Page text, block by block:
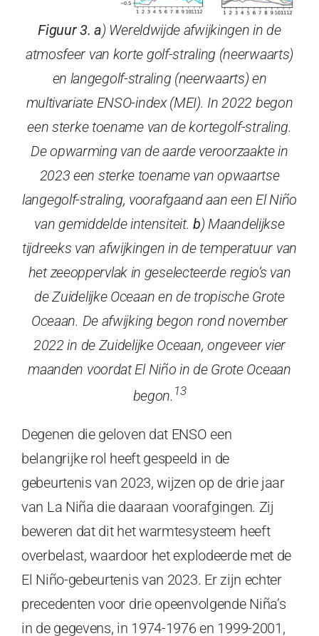
Figuur 3. a) Wereldwijde afwijkingen in de
atmosfeer van korte golf-straling (neerwaarts)
en langegolf-straling (neerwaarts) en
multivariate ENSO-index (MEI). In 2022 begon
een sterke toename van de kortegolf-straling.
De opwarming van de aarde veroorzaakte in
2023 een sterke toename van opwaartse
langegolf-straling, voorafgaand aan een El Niño
van gemiddelde intensiteit.b) Maandelijkse
tijdreeks van afwijkingen in de temperatuur van
het zeeoppervlak in geselecteerde regio’s van
de Zuidelijke Oceaan en de tropische Grote
Oceaan. De afwijking begon rond november
2022 in de Zuidelijke Oceaan, ongeveer vier
maanden voordat El Niño in de Grote Oceaan
begon. 13
Degenen die geloven dat ENSO een
belangrijke rol heeft gespeeld in de
gebeurtenis van 2023, wijzen op de drie jaar
van La Niña die daaraan voorafgingen. Zij
beweren dat dit het warmtesysteem heeft
overbelast, waardoor het explodeerde met de
El Niño-gebeurtenis van 2023. Er zijn echter
precedenten voor drie opeenvolgende Niña’s
in de gegevens, in 1974-1976 en 1999-2001,